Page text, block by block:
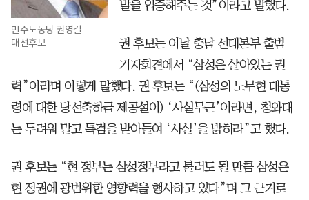
민주노동당 권영길
대선후보
말을 입증해주는 것”이라고 말했다.
권 후보는 이날 충남 선대본부 출범
기자회견에서 “삼성은 살아있는 권
력”이라며 이렇게 말했다. 권 후보는 “(삼성의 노무현 대통
령에 대한 당선축하금 제공설이) ‘사실무근’이라면, 청와대
는 두려워 말고 특검을 받아들여 ‘사실’을 밝히라”고 했다.
권 후보는 “현 정부는 삼성정부라고 불러도 될 만큼 삼성은
현 정권에 광범위한 영향력을 행사하고 있다”며 그 근거로